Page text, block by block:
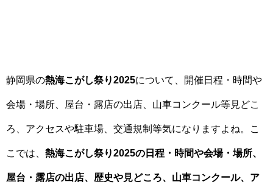
静岡県の熱海こがし祭り2025について、開催日程・時間や
会場・場所、屋台・露店の出店、山車コンクール等見どこ
ろ、アクセスや駐車場、交通規制等気になりますよね。こ
こでは、 熱海こがし祭り2025の日程・時間や会場・場所、
屋台・露店の出店、歴史や見どころ、山車コンクール、ア